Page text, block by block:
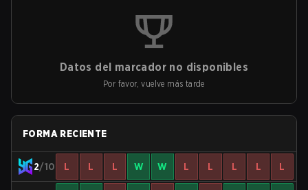
Datos del marcador no disponibles
Por favor, vuelve más tarde
FORMA RECIENTE
2/10 L L L W W L L L L L